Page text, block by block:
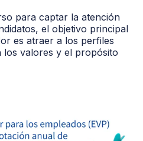
para captar la atención
el objetivo principal
es atraer a los perfiles
valores y el propósito